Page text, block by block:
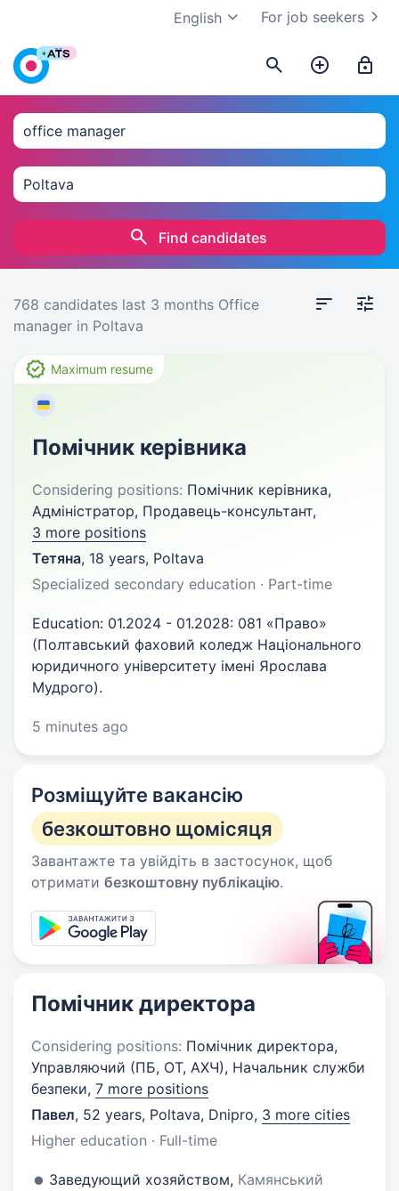
For job seekers
English
Find candidates
768 candidates last 3 months Office
manager in Poltava
Maximum resume
Помічник керівника
Considering positions: Помічник керівника,
Адміністратор, Продавець-консультант,
3 more positions
Тетяна, 18 years, Poltava
Specialized secondary education · Part-time
Education: 01.2024 - 01.2028: 081 «Право»
(Полтавський фаховий коледж Національного
юридичного університету імені Ярослава
Мудрого).
5 minutes ago
Розміщуйте вакансію
безкоштовно щомісяця
Завантажте та увійдіть в застосунок, щоб
отримати безкоштовну публікацію.
Помічник директора
Considering positions: Помічник директора,
Управляючий (ПБ, ОТ, АХЧ), Начальник служби
безпеки, 7 more positions
Павел, 52 years, Poltava, Dnipro, 3 more cities
Higher education · Full-time
Заведующий хозяйством, Камянський